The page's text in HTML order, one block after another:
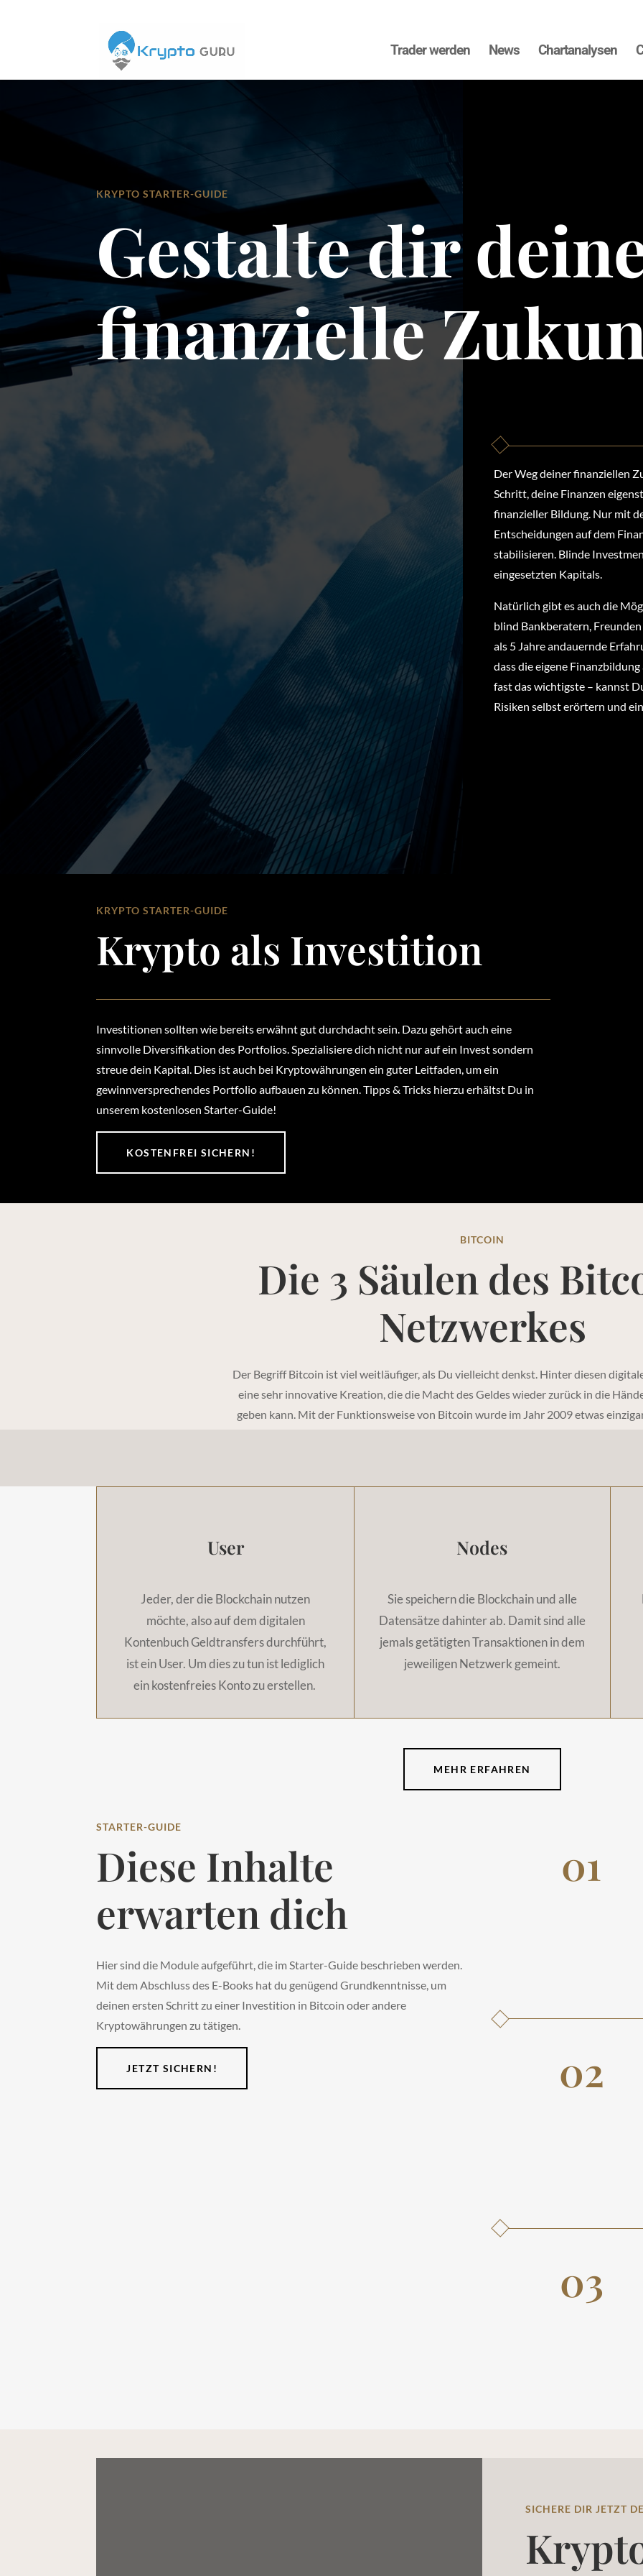
Trader werden News Chartanalysen
KRYPTO STARTER-GUIDE
Gestalte dir
finanzielle
Der Weg deiner finanziellen
Schritt, deine Finanzen
finanzieller Bildung. Nur mit
Entscheidungen auf dem
stabilisieren. Blinde
eingesetzten Kapitals.
Natürlich gibt es auch die
blind Bankberatern,
als 5 Jahre andauernde
dass die eigene
fast das wichtigste – kannst
Risiken selbst erörtern und
KRYPTO STARTER-GUIDE
Krypto als Investition
Investitionen sollten wie bereits erwähnt gut durchdacht sein. Dazu gehört auch eine
sinnvolle Diversifikation des Portfolios. Spezialisiere dich nicht nur auf ein Invest sondern
streue dein Kapital. Dies ist auch bei Kryptowährungen ein guter Leitfaden, um ein
gewinnversprechendes Portfolio aufbauen zu können. Tipps & Tricks hierzu erhältst Du in
unserem kostenlosen Starter-Guide!
KOSTENFREI SICHERN!
BITCOIN
Die 3 Säulen des
Netzwerkes
Der Begriff Bitcoin ist viel weitläufiger, als Du vielleicht denkst. Hinter diesen
eine sehr innovative Kreation, die die Macht des Geldes wieder zurück in die
geben kann. Mit der Funktionsweise von Bitcoin wurde im Jahr 2009 etwas
User
Jeder, der die Blockchain nutzen
möchte, also auf dem digitalen
Kontenbuch Geldtransfers durchführt,
ist ein User. Um dies zu tun ist lediglich
ein kostenfreies Konto zu erstellen.
Nodes
Sie speichern die Blockchain und alle
Datensätze dahinter ab. Damit sind alle
jemals getätigten Transaktionen in dem
jeweiligen Netzwerk gemeint.
MEHR ERFAHREN
STARTER-GUIDE
Diese Inhalte
erwarten dich
Hier sind die Module aufgeführt, die im Starter-Guide beschrieben werden.
Mit dem Abschluss des E-Books hat du genügend Grundkenntnisse, um
deinen ersten Schritt zu einer Investition in Bitcoin oder andere
Kryptowährungen zu tätigen.
JETZT SICHERN!
01
02
03
SICHERE DIR JETZT